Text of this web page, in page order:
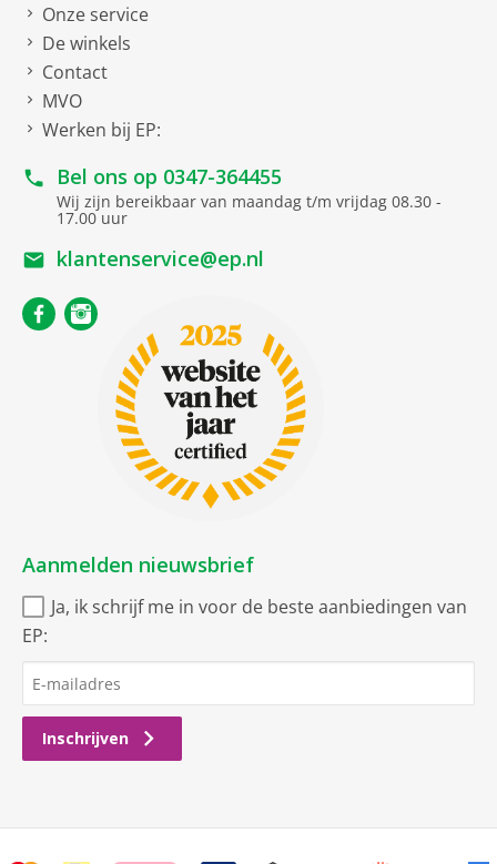
Onze service
De winkels
Contact
MVO
Werken bij EP:
Bel ons op 0347-364455
Wij zijn bereikbaar van maandag t/m vrijdag 08.30 -
17.00 uur
klantenservice@ep.nl
Aanmelden nieuwsbrief
Ja, ik schrijf me in voor de beste aanbiedingen van
EP:
Inschrijven